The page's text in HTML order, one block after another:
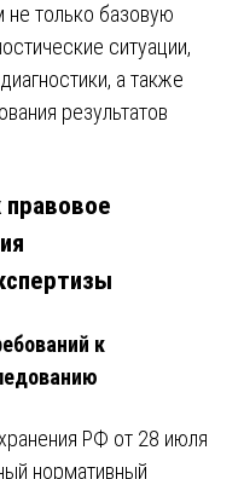
только базовую
ситуации,
а также
результатов
правовое
к
РФ от 28 июля
нормативный